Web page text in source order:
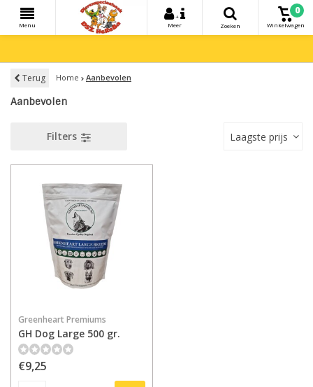
Menu
+
Meer
Zoeken
0
Winkelwagen
Terug Home Aanbevolen
Aanbevolen
Filters Laagste prijs
Greenheart Premiums
GH Dog Large 500 gr.
€9,25